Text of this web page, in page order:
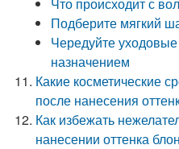
Подберите мягкий
Чередуйте
назначением
Какие косметические
после нанесения
Как избежать
нанесении оттенка